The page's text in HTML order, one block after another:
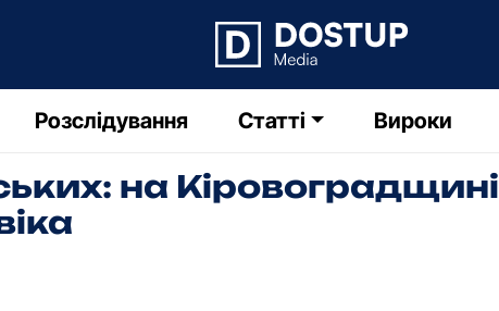
Розслідування Статті Вироки
на Кіровоградщині